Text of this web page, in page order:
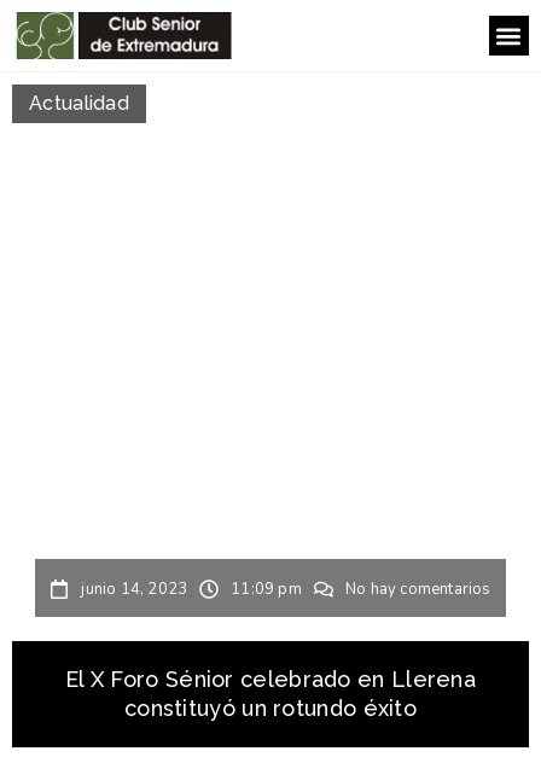
Actualidad
junio 14, 2023 11:09 pm No hay comentarios
El X Foro Sénior celebrado en Llerena
constituyó un rotundo éxito